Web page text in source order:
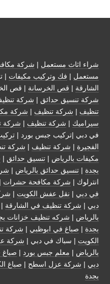
شراء اثاث مستعمل | شركة
مستعمل | فك وتركيب مكيفات |
الشارقة | قص الخرسانة | قص
شركة تنسيق حدائق | شركة
تنظيف | شركة تنظيف | شركة
سيراميك | شركة تنظيف | شركة
في دبي |تركيب جبس بورد |
الفجيرة | شركة تنظيف | شركة
مكيفات بالرياض | تنسيق حدائق |
بجدة | تنسيق حدائق بالرياض |
انترلوك | شركة مكافحة حشرات |
في دبي | نقل عفش الكويت |
دبي | شركة تنظيف في الشارقة |
بالرياض | شركه تنظيف خزانات
بجدة | صباغ في ابوظبي | شركة
الكويت | سباك في دبي | شركة
بالرياض | معلم جبس بورد |
دبي | شركة عزل اسطح | صباغ
بجدة